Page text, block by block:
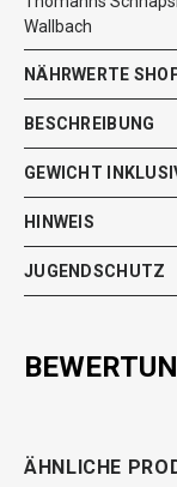
Wallbach
NÄHRWERTE
BESCHREIBUNG
GEWICHT
HINWEIS
JUGENDSCHUTZ
ÄHNLICHE